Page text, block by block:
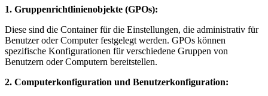
1. Gruppenrichtlinienobjekte (GPOs):
Diese sind die Container für die Einstellungen, die administrativ für
Benutzer oder Computer festgelegt werden. GPOs können
spezifische Konfigurationen für verschiedene Gruppen von
Benutzern oder Computern bereitstellen.
2. Computerkonfiguration und Benutzerkonfiguration: